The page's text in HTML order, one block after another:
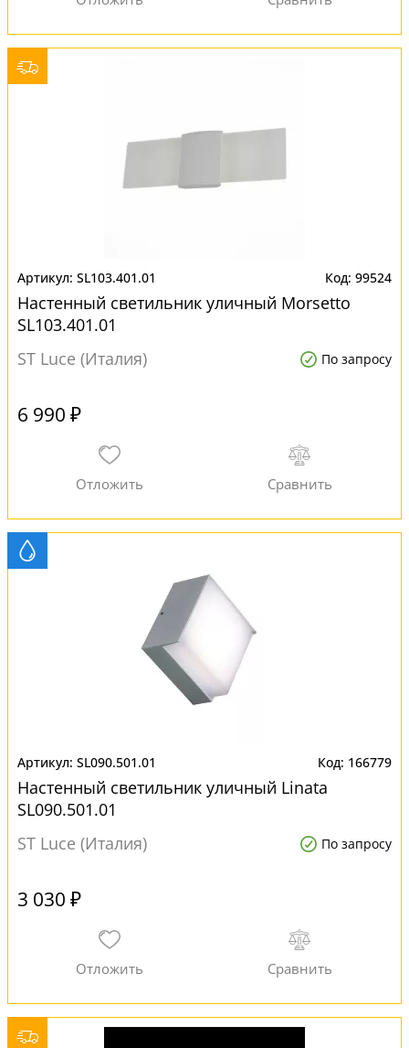
SL103.401.01 99524
Настенный светильник уличный Morsetto
SL103.401.01
ST Luce (Италия)
По запросу
6 990 ₽
SL090.501.01 166779
Настенный светильник уличный Linata
SL090.501.01
ST Luce (Италия)
По запросу
3 030 ₽